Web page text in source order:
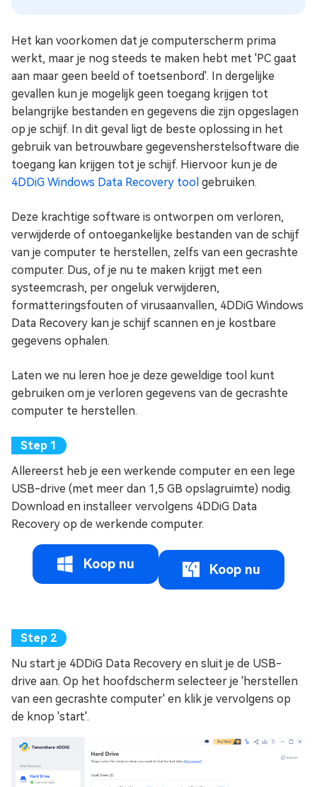
Het kan voorkomen dat je computerscherm prima
werkt, maar je nog steeds te maken hebt met 'PC gaat
aan maar geen beeld of toetsenbord'. In dergelijke
gevallen kun je mogelijk geen toegang krijgen tot
belangrijke bestanden en gegevens die zijn opgeslagen
op je schijf. In dit geval ligt de beste oplossing in het
gebruik van betrouwbare gegevensherstelsoftware die
toegang kan krijgen tot je schijf. Hiervoor kun je de
4DDiG Windows Data Recovery tool gebruiken.
Deze krachtige software is ontworpen om verloren,
verwijderde of ontoegankelijke bestanden van de schijf
van je computer te herstellen, zelfs van een gecrashte
computer. Dus, of je nu te maken krijgt met een
systeemcrash, per ongeluk verwijderen,
formatteringsfouten of virusaanvallen, 4DDiG Windows
Data Recovery kan je schijf scannen en je kostbare
gegevens ophalen.
Laten we nu leren hoe je deze geweldige tool kunt
gebruiken om je verloren gegevens van de gecrashte
computer te herstellen.
Allereerst heb je een werkende computer en een lege
USB-drive (met meer dan 1,5 GB opslagruimte) nodig.
Download en installeer vervolgens 4DDiG Data
Recovery op de werkende computer.
Koop nu Koop nu
Nu start je 4DDiG Data Recovery en sluit je de USB-
drive aan. Op het hoofdscherm selecteer je 'herstellen
van een gecrashte computer' en klik je vervolgens op
de knop 'start'.